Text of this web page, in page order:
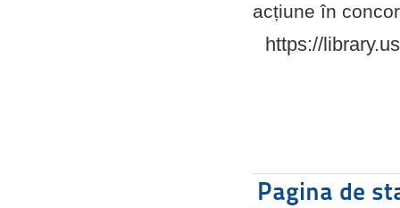
acțiune în
https://
Pagina de